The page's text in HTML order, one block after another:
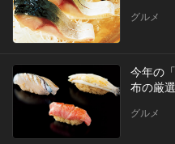
グルメ
今年の
布の厳
グルメ